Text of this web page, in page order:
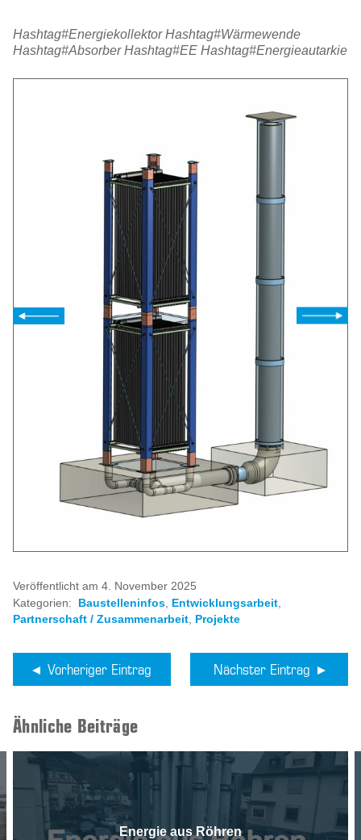
Hashtag#Energiekollektor Hashtag#Wärmewende
Hashtag#Absorber Hashtag#EE Hashtag#Energieautarkie
Veröffentlicht am 4. November 2025
Kategorien:
Baustelleninfos, Entwicklungsarbeit,
Partnerschaft / Zusammenarbeit Projekte
Vorheriger Eintrag Nächster Eintrag
Ähnliche Beiträge
Energie aus Röhren